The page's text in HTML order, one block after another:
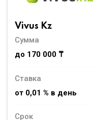
Vivus Kz
Сумма
до 170 000 ₸
Ставка
от 0,01 % в день
Срок